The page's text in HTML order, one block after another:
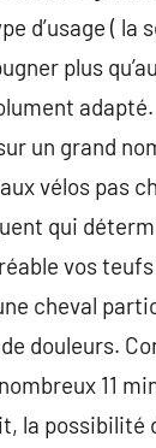
( la
plus
un grand
vélos pas
qui
vos
cheval
douleurs.
11
la possibilité